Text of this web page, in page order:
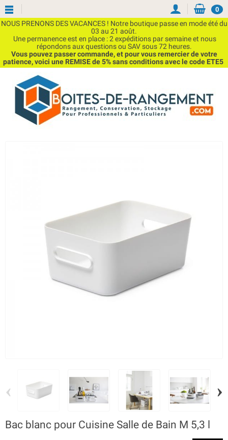
NOUS PRENONS DES VACANCES ! Notre boutique passe en mode été du
03 au 21 août.
Une permanence est en place : 2 expéditions par semaine et nous
répondons aux questions ou SAV sous 72 heures.
Vous pouvez passer commande, et pour vous remercier de votre
patience, voici une REMISE de 5% sans conditions avec le code ETE5
0
‹ ›
Bac blanc pour Cuisine Salle de Bain M 5,3 l